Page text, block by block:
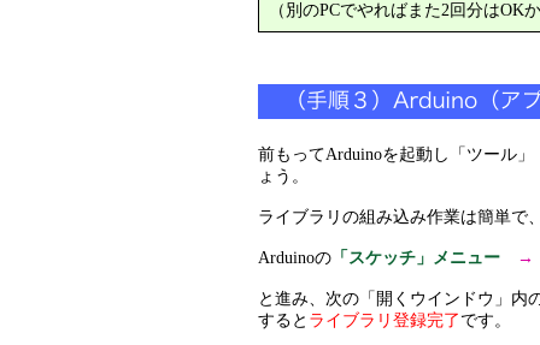
（別のPCでやればまた2回分はOK
前もってArduinoを起動し「ツール
ょう。
ライブラリの組み込み作業は簡単で
Arduinoの 「スケッチ」メニュー →
と進み、次の「開くウインドウ」内
すると ライブラリ登録完了 です。